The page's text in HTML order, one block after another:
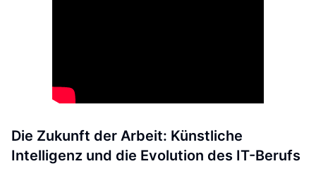
Die Zukunft der Arbeit: Künstliche
Intelligenz und die Evolution des IT-Berufs